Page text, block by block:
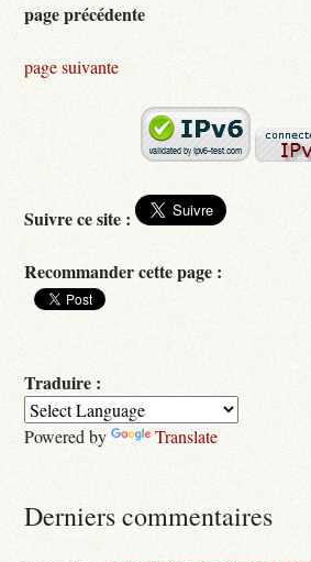
page précédente
page suivante
Suivre ce site :
Recommander cette page :
Traduire :
Powered by Translate
Derniers commentaires